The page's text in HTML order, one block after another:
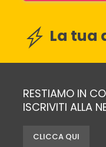
La tua
RESTIAMO IN
ISCRIVITI ALLA
CLICCA QUI